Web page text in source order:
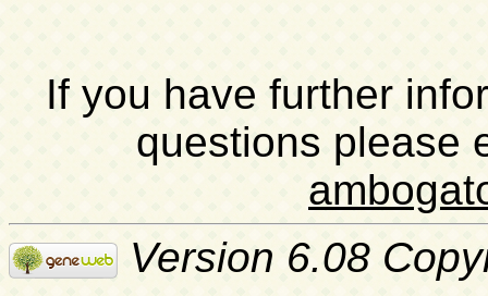
If you have further
questions please
Version 6.08